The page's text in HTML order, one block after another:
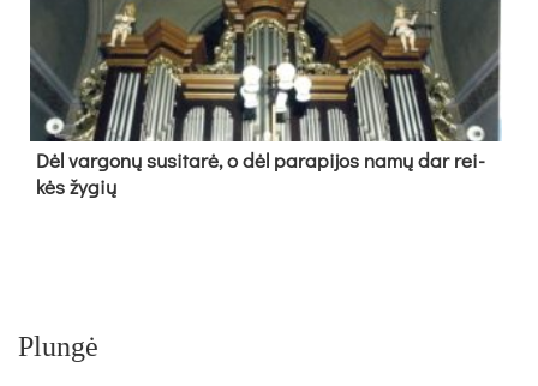
Dėl var­go­nų su­si­ta­rė, o dėl pa­ra­pi­jos na­mų dar rei­
kės žy­gių
Plungė